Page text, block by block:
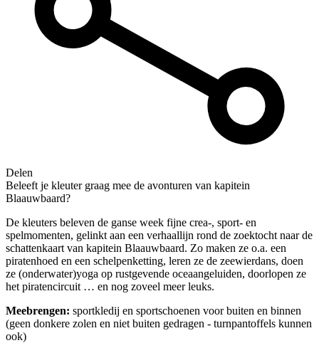
Delen
Beleeft je kleuter graag mee de avonturen van kapitein
Blaauwbaard?
De kleuters beleven de ganse week fijne crea-, sport- en
spelmomenten, gelinkt aan een verhaallijn rond de zoektocht naar de
schattenkaart van kapitein Blaauwbaard. Zo maken ze o.a. een
piratenhoed en een schelpenketting, leren ze de zeewierdans, doen
ze (onderwater)yoga op rustgevende oceaangeluiden, doorlopen ze
het piratencircuit … en nog zoveel meer leuks.
Meebrengen: sportkledij en sportschoenen voor buiten en binnen
(geen donkere zolen en niet buiten gedragen - turnpantoffels kunnen
ook)